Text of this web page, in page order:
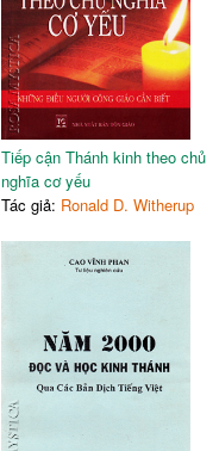
Tiếp cận Thánh kinh theo chủ
nghĩa cơ yếu
Tác giả: Ronald D. Witherup